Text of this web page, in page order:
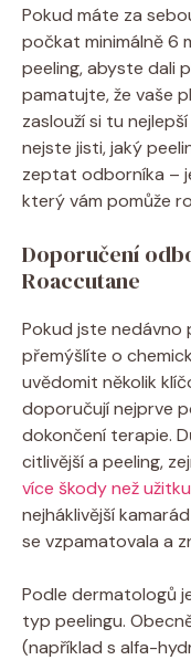
Pokud máte za
počkat minimálně 6
peeling, abyste dali
pamatujte, že vaše
zaslouží si tu
nejste jisti, jaký
zeptat odborníka –
který vám pomůže
Doporučení
Roaccutane
Pokud jste nedávno
přemýšlíte o
uvědomit několik
doporučují nejprve
dokončení terapie.
citlivější a peeling,
více škody než užitku
nejháklivější
se vzpamatovala a
Podle dermatologů
typ peelingu.
(například s alfa-